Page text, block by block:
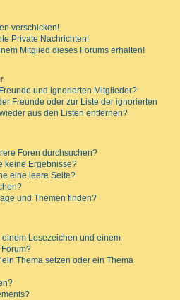
verschicken!
Private Nachrichten!
Mitglied dieses Forums erhalten!
und ignorierten Mitglieder?
Freunde oder zur Liste der ignorierten
aus den Listen entfernen?
Foren durchsuchen?
keine Ergebnisse?
eine leere Seite?
und Themen finden?
Lesezeichen und einem
Thema setzen oder ein Thema